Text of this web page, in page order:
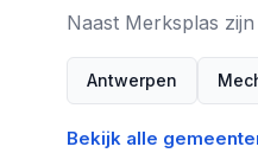
Naast Merksplas
Antwerpen
Bekijk alle